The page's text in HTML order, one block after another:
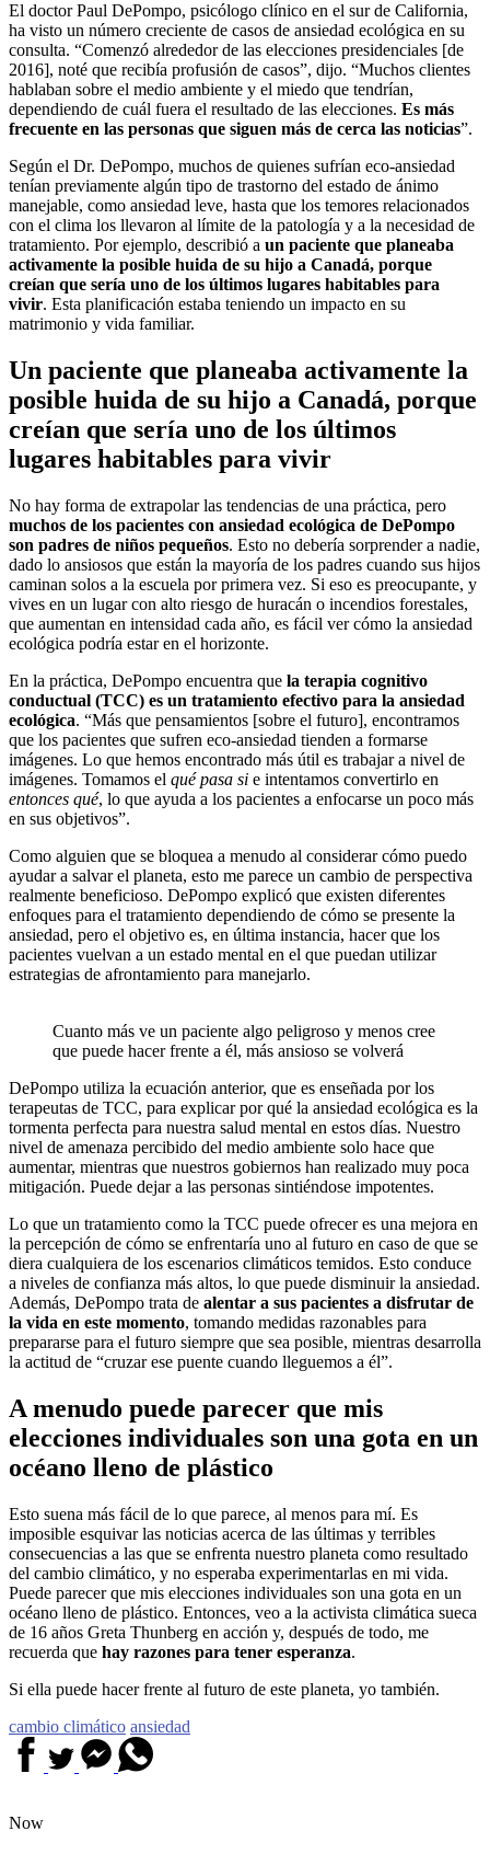
El doctor Paul DePompo, psicólogo clínico en el sur de California,
ha visto un número creciente de casos de ansiedad ecológica en su
consulta. “Comenzó alrededor de las elecciones presidenciales [de
2016], noté que recibía profusión de casos”, dijo. “Muchos clientes
hablaban sobre el medio ambiente y el miedo que tendrían,
dependiendo de cuál fuera el resultado de las elecciones. Es más
frecuente en las personas que siguen más de cerca las noticias”.
Según el Dr. DePompo, muchos de quienes sufrían eco-ansiedad
tenían previamente algún tipo de trastorno del estado de ánimo
manejable, como ansiedad leve, hasta que los temores relacionados
con el clima los llevaron al límite de la patología y a la necesidad de
tratamiento. Por ejemplo, describió a un paciente que planeaba
activamente la posible huida de su hijo a Canadá, porque
creían que sería uno de los últimos lugares habitables para
vivir. Esta planificación estaba teniendo un impacto en su
matrimonio y vida familiar.
Un paciente que planeaba activamente la
posible huida de su hijo a Canadá, porque
creían que sería uno de los últimos
lugares habitables para vivir
No hay forma de extrapolar las tendencias de una práctica, pero
muchos de los pacientes con ansiedad ecológica de DePompo
son padres de niños pequeños. Esto no debería sorprender a nadie,
dado lo ansiosos que están la mayoría de los padres cuando sus hijos
caminan solos a la escuela por primera vez. Si eso es preocupante, y
vives en un lugar con alto riesgo de huracán o incendios forestales,
que aumentan en intensidad cada año, es fácil ver cómo la ansiedad
ecológica podría estar en el horizonte.
En la práctica, DePompo encuentra que la terapia cognitivo
conductual (TCC) es un tratamiento efectivo para la ansiedad
ecológica. “Más que pensamientos [sobre el futuro], encontramos
que los pacientes que sufren eco-ansiedad tienden a formarse
imágenes. Lo que hemos encontrado más útil es trabajar a nivel de
imágenes. Tomamos el qué pasa si e intentamos convertirlo en
entonces qué, lo que ayuda a los pacientes a enfocarse un poco más
en sus objetivos”.
Como alguien que se bloquea a menudo al considerar cómo puedo
ayudar a salvar el planeta, esto me parece un cambio de perspectiva
realmente beneficioso. DePompo explicó que existen diferentes
enfoques para el tratamiento dependiendo de cómo se presente la
ansiedad, pero el objetivo es, en última instancia, hacer que los
pacientes vuelvan a un estado mental en el que puedan utilizar
estrategias de afrontamiento para manejarlo.
Cuanto más ve un paciente algo peligroso y menos cree
que puede hacer frente a él, más ansioso se volverá
DePompo utiliza la ecuación anterior, que es enseñada por los
terapeutas de TCC, para explicar por qué la ansiedad ecológica es la
tormenta perfecta para nuestra salud mental en estos días. Nuestro
nivel de amenaza percibido del medio ambiente solo hace que
aumentar, mientras que nuestros gobiernos han realizado muy poca
mitigación. Puede dejar a las personas sintiéndose impotentes.
Lo que un tratamiento como la TCC puede ofrecer es una mejora en
la percepción de cómo se enfrentaría uno al futuro en caso de que se
diera cualquiera de los escenarios climáticos temidos. Esto conduce
a niveles de confianza más altos, lo que puede disminuir la ansiedad.
Además, DePompo trata de alentar a sus pacientes a disfrutar de
la vida en este momento, tomando medidas razonables para
prepararse para el futuro siempre que sea posible, mientras desarrolla
la actitud de “cruzar ese puente cuando lleguemos a él”.
A menudo puede parecer que mis
elecciones individuales son una gota en un
océano lleno de plástico
Esto suena más fácil de lo que parece, al menos para mí. Es
imposible esquivar las noticias acerca de las últimas y terribles
consecuencias a las que se enfrenta nuestro planeta como resultado
del cambio climático, y no esperaba experimentarlas en mi vida.
Puede parecer que mis elecciones individuales son una gota en un
océano lleno de plástico. Entonces, veo a la activista climática sueca
de 16 años Greta Thunberg en acción y, después de todo, me
recuerda que hay razones para tener esperanza.
Si ella puede hacer frente al futuro de este planeta, yo también.
cambio climático ansiedad
Now